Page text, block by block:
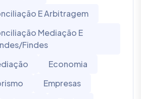
E Arbitragem
Mediação E
Findes
Economia
Empresas